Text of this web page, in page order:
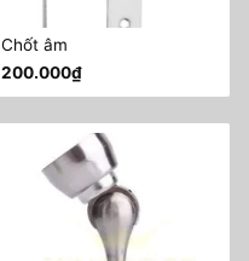
Chốt âm
200.000₫